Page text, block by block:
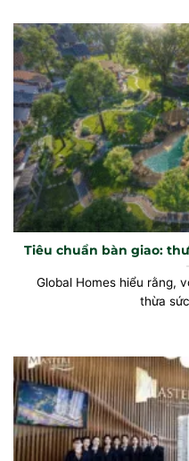
Tiêu chuẩn bàn giao:
Global Homes hiểu rằng,
thừa